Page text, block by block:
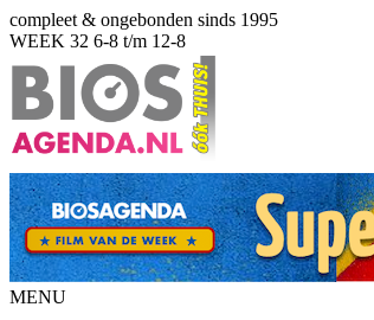
compleet & ongebonden sinds 1995
WEEK 32 6-8 t/m 12-8
MENU